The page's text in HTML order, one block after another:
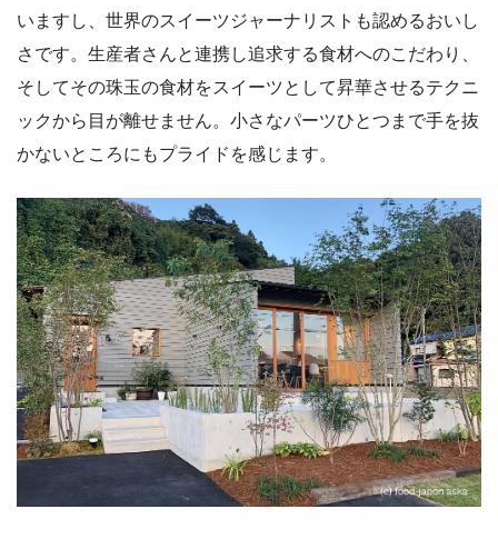
いますし、世界のスイーツジャーナリストも認めるおいし
さです。生産者さんと連携し追求する食材へのこだわり、
そしてその珠玉の食材をスイーツとして昇華させるテクニ
ックから目が離せません。小さなパーツひとつまで手を抜
かないところにもプライドを感じます。